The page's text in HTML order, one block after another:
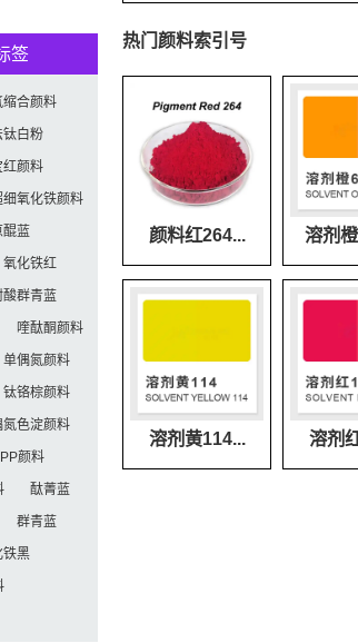
热门颜料索引号
颜料红264... 溶剂
溶剂黄114... 溶剂
签
缩合颜料
钛白粉
红颜料
细氧化铁颜料
醌蓝
氧化铁红
酸群青蓝
喹酞酮颜料
单偶氮颜料
钛铬棕颜料
氮色淀颜料
颜料
酞菁蓝
群青蓝
铁黑